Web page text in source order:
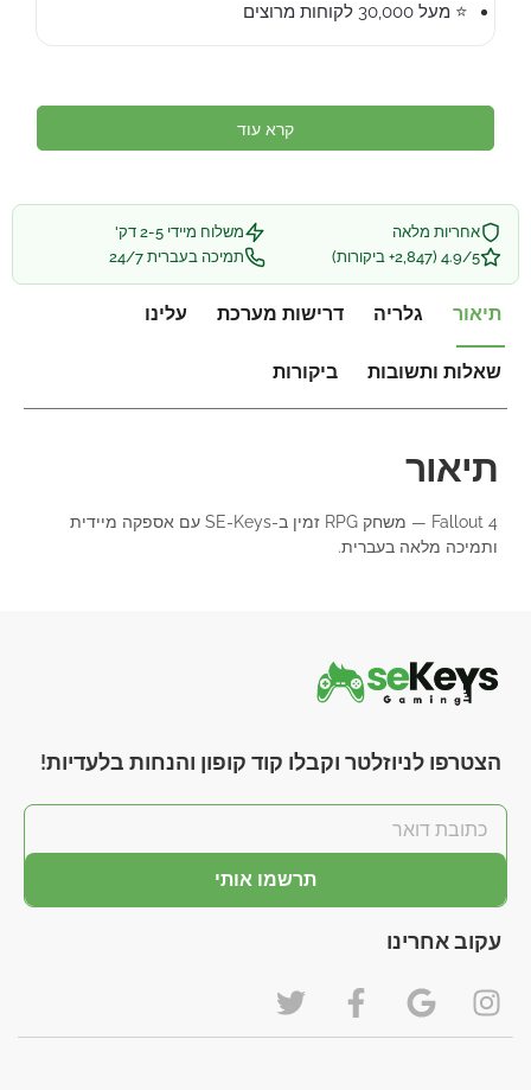
⭐ מעל 30,000 לקוחות מרוצים
קרא עוד
אחריות מלאה
משלוח מיידי 2-5 דק'
4.9/5 (2,847+ ביקורות)
תמיכה בעברית 24/7
תיאור גלריה דרישות מערכת עלינו
שאלות ותשובות ביקורות
תיאור
Fallout 4 — משחק RPG זמין ב-SE-Keys עם אספקה מיידית
ותמיכה מלאה בעברית.
הצטרפו לניוזלטר וקבלו קוד קופון והנחות בלעדיות!
תרשמו אותי
עקוב אחרינו